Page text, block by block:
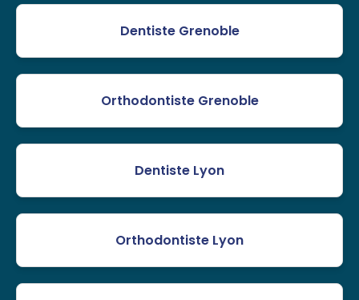
Dentiste Grenoble
Orthodontiste Grenoble
Dentiste Lyon
Orthodontiste Lyon